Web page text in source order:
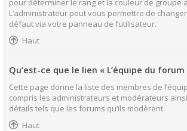
pour déterminer le rang et la couleur de groupe
L’administrateur peut vous permettre de
défaut via votre panneau de l’utilisateur.
Haut
Qu’est-ce que le lien « L’équipe du forum
Cette page donne la liste des membres de
compris les administrateurs et modérateurs
détails tels que les forums qu’ils modèrent.
Haut